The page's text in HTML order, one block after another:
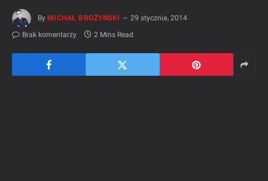
By MICHAŁ BROŻYŃSKI
29 stycznia, 2014
Brak komentarzy
2 Mins Read